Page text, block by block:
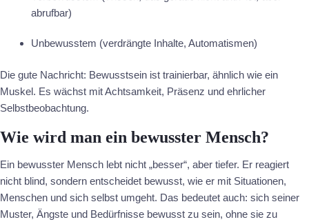
abrufbar)
Unbewusstem (verdrängte Inhalte, Automatismen)
Die gute Nachricht: Bewusstsein ist trainierbar, ähnlich wie ein
Muskel. Es wächst mit Achtsamkeit, Präsenz und ehrlicher
Selbstbeobachtung.
Wie wird man ein bewusster Mensch?
Ein bewusster Mensch lebt nicht „besser“, aber tiefer. Er reagiert
nicht blind, sondern entscheidet bewusst, wie er mit Situationen,
Menschen und sich selbst umgeht. Das bedeutet auch: sich seiner
Muster, Ängste und Bedürfnisse bewusst zu sein, ohne sie zu